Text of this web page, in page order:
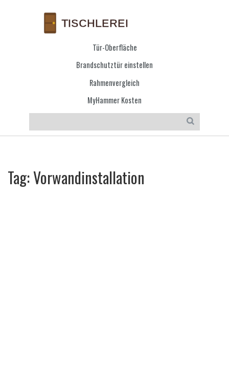
Tür-Oberfläche
Brandschutztür einstellen
Rahmenvergleich
MyHammer Kosten
Tag: Vorwandinstallation